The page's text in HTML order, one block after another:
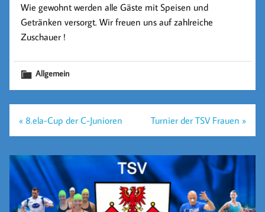
Wie gewohnt werden alle Gäste mit Speisen und
Getränken versorgt. Wir freuen uns auf zahlreiche
Zuschauer !
Allgemein
Beitragsnavigation
« 8.ela-Cup der C-Junioren Turnier der TSV Frauen »